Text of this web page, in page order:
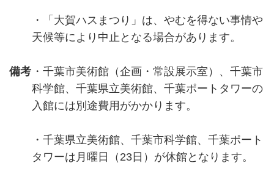
備考
・「大賀ハスまつり」は、やむを得ない事情や
天候等により中止となる場合があります。
・千葉市美術館（企画・常設展示室）、千葉市
科学館、千葉県立美術館、千葉ポートタワーの
入館には別途費用がかかります。
・千葉県立美術館、千葉市科学館、千葉ポート
タワーは月曜日（23日）が休館となります。